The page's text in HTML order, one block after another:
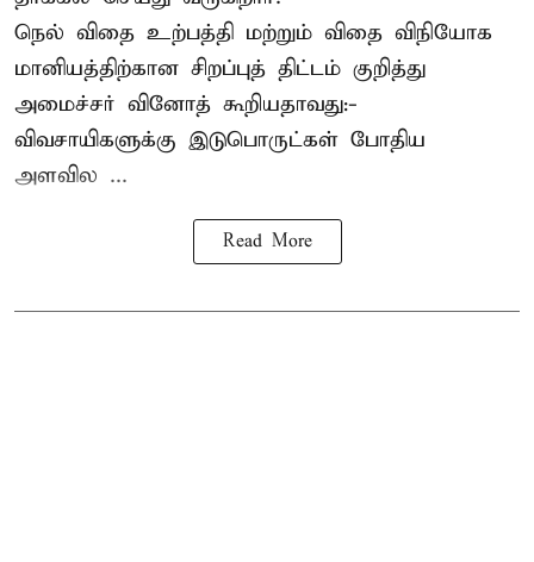
நெல் விதை உற்பத்தி மற்றும் விதை விநியோக
மானியத்திற்கான சிறப்புத் திட்டம் குறித்து
அமைச்சர் வினோத் கூறியதாவது:-
விவசாயிகளுக்கு இடுபொருட்கள் போதிய
அளவில ...
Read More